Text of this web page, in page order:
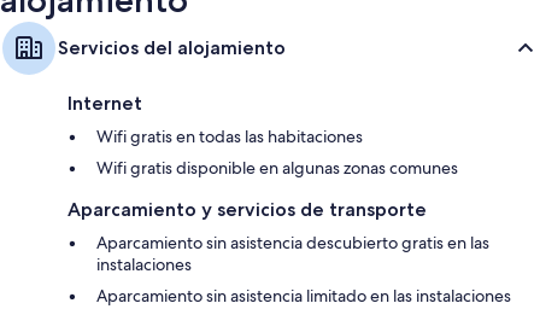
Servicios del alojamiento
Internet
Wifi gratis en todas las habitaciones
Wifi gratis disponible en algunas zonas comunes
Aparcamiento y servicios de transporte
Aparcamiento sin asistencia descubierto gratis en las
instalaciones
Aparcamiento sin asistencia limitado en las instalaciones